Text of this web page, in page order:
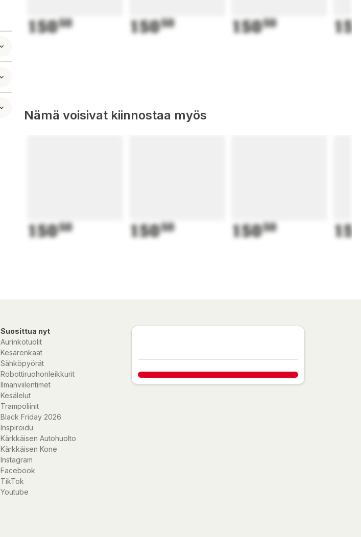
15050 15050 15050
Nämä voisivat kiinnostaa myös
15050 15050 15050
Suosittua nyt
Aurinkotuolit
Kesärenkaat
Sähköpyörät
Robottiruohonleikkurit
Ilmanviilentimet
Kesälelut
Trampoliinit
Black Friday 2026
Inspiroidu
Kärkkäisen Autohuolto
Kärkkäisen Kone
Instagram
Facebook
TikTok
Youtube